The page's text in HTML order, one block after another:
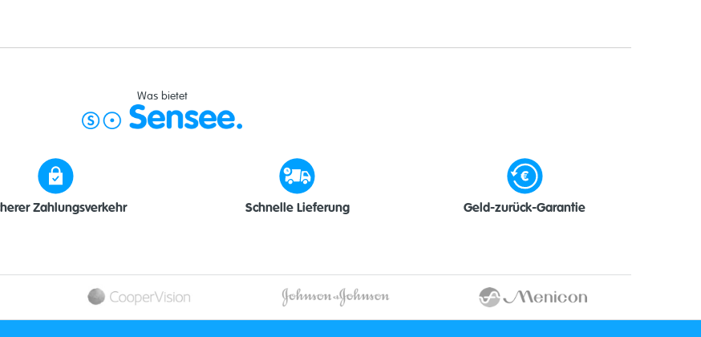
Was bietet
Zahlungsverkehr Schnelle Lieferung Geld-zurück-Garantie